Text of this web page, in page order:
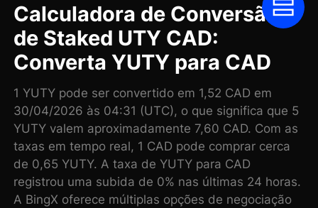
Calculadora de Conversão
de Staked UTY CAD:
Converta YUTY para CAD
1 YUTY pode ser convertido em 1,52 CAD em
30/04/2026 às 04:31 (UTC), o que significa que 5
YUTY valem aproximadamente 7,60 CAD. Com as
taxas em tempo real, 1 CAD pode comprar cerca
de 0,65 YUTY. A taxa de YUTY para CAD
registrou uma subida de 0% nas últimas 24 horas.
A BingX oferece múltiplas opções de negociação